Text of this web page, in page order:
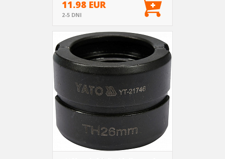
11.98 EUR
2-5 DNI